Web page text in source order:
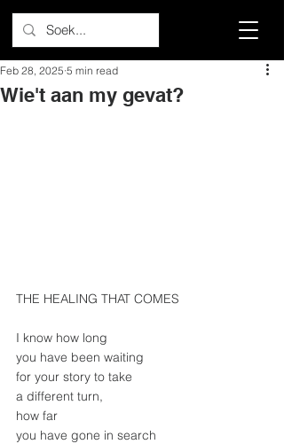
Wie't aan my gevat?
Feb 28, 2025 5 min read
THE HEALING THAT COMES
I know how long
you have been waiting
for your story to take
a different turn,
how far
you have gone in search